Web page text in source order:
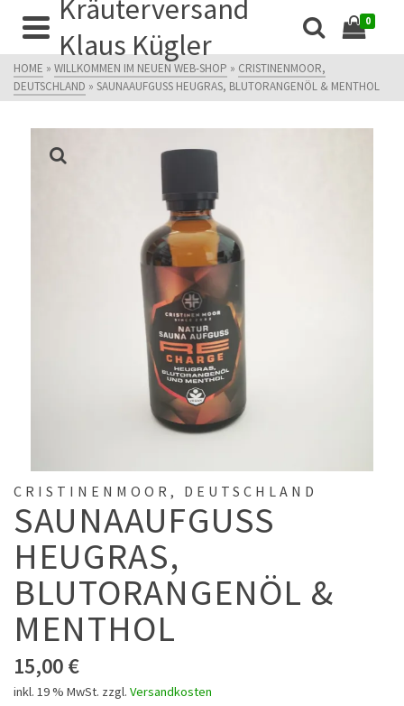
Kräuterversand
Klaus Kügler
0
HOME » WILLKOMMEN IM NEUEN WEB-SHOP » CRISTINENMOOR,
DEUTSCHLAND » SAUNAAUFGUSS HEUGRAS, BLUTORANGENÖL & MENTHOL
CRISTINENMOOR, DEUTSCHLAND
SAUNAAUFGUSS
HEUGRAS,
BLUTORANGENÖL &
MENTHOL
15,00€
inkl. 19 % MwSt. zzgl. Versandkosten